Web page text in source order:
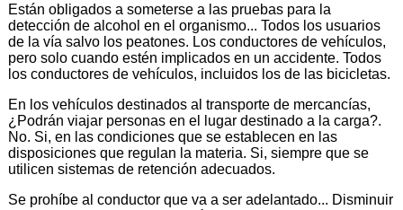
Están obligados a someterse a las pruebas para la
detección de alcohol en el organismo... Todos los usuarios
de la vía salvo los peatones. Los conductores de vehículos,
pero solo cuando estén implicados en un accidente. Todos
los conductores de vehículos, incluidos los de las bicicletas.
En los vehículos destinados al transporte de mercancías,
¿Podrán viajar personas en el lugar destinado a la carga?.
No. Si, en las condiciones que se establecen en las
disposiciones que regulan la materia. Si, siempre que se
utilicen sistemas de retención adecuados.
Se prohíbe al conductor que va a ser adelantado... Disminuir